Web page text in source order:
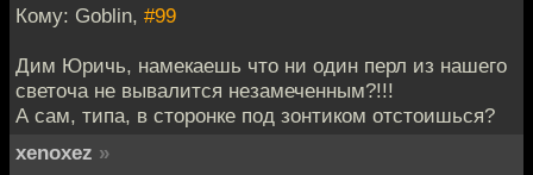
Кому: Goblin, #99
Дим Юричь, намекаешь что ни один перл из нашего
светоча не вывалится незамеченным?!!!
А сам, типа, в сторонке под зонтиком отстоишься?
xenoxez »